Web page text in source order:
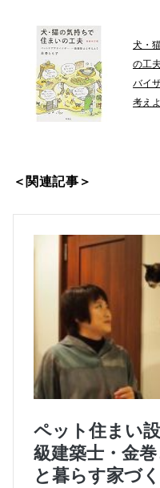
犬・
の工
バイ
考え
＜関連記事＞